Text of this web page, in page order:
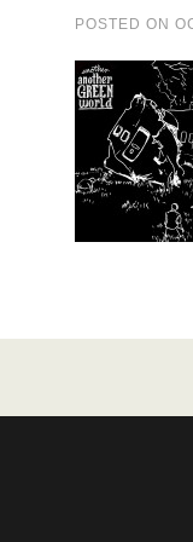
POSTED ON